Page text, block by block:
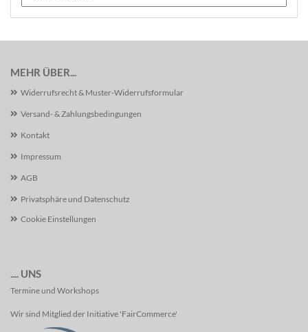
MEHR ÜBER...
Widerrufsrecht & Muster-Widerrufsformular
Versand- & Zahlungsbedingungen
Kontakt
Impressum
AGB
Privatsphäre und Datenschutz
Cookie Einstellungen
.... UNS
Termine und Workshops
Wir sind Mitglied der Initiative 'FairCommerce'